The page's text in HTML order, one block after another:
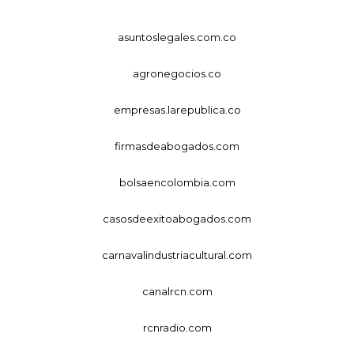
asuntoslegales.com.co
agronegocios.co
empresas.larepublica.co
firmasdeabogados.com
bolsaencolombia.com
casosdeexitoabogados.com
carnavalindustriacultural.com
canalrcn.com
rcnradio.com